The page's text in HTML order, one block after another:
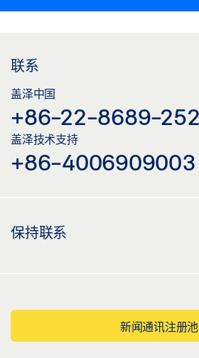
联系
盖泽中国
+86-22-8689-
盖泽技术支持
+86-4006909003
保持联系
新闻通讯注册池